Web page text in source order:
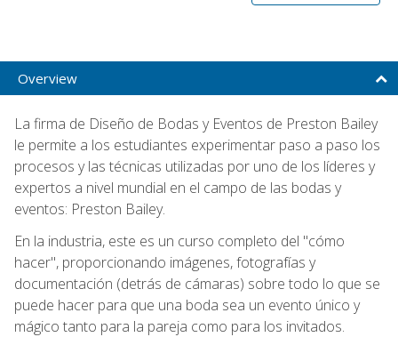
Overview
La firma de Diseño de Bodas y Eventos de Preston Bailey
le permite a los estudiantes experimentar paso a paso los
procesos y las técnicas utilizadas por uno de los líderes y
expertos a nivel mundial en el campo de las bodas y
eventos: Preston Bailey.
En la industria, este es un curso completo del "cómo
hacer", proporcionando imágenes, fotografías y
documentación (detrás de cámaras) sobre todo lo que se
puede hacer para que una boda sea un evento único y
mágico tanto para la pareja como para los invitados.